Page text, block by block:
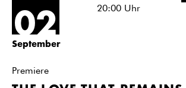
02
September
20:00Uhr
Premiere